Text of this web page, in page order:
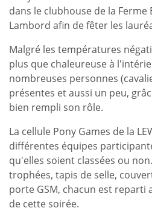
dans le clubhouse de la Ferme
Lambord afin de fêter les
Malgré les températures
plus que chaleureuse à
nombreuses personnes
présentes et aussi un peu,
bien rempli son rôle.
La cellule Pony Games de la
différentes équipes
qu'elles soient classées ou
trophées, tapis de selle,
porte GSM, chacun est reparti
de cette soirée.